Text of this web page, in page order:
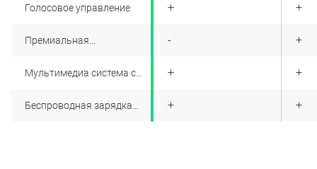
Голосовое управление
Премиальная
Мультимедиа система с
Беспроводная зарядка
+
+
+
+
+
-
+
+
+
+
+
+